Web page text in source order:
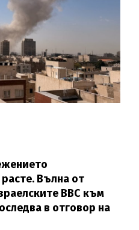
Вълна от
ВВС към
в отговор на